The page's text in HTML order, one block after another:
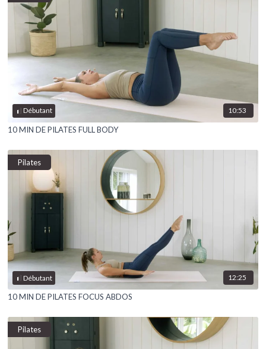
Débutant 10:53
10 MIN DE PILATES FULL BODY
Débutant
Pilates
12:25
10 MIN DE PILATES FOCUS ABDOS
Pilates